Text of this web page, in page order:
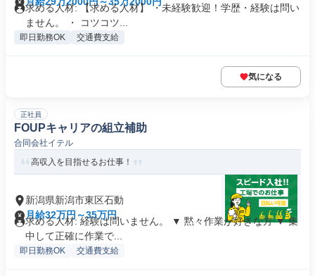
求める人材: 【求める人材】 ・未経験歓迎！学歴・経験は問い
ません。 ・ コツコツ...
即日勤務OK 交通費支給
気になる
正社員
FOUPキャリアの組立補助
合同会社イテル
高収入を目指せるお仕事！
新潟県新潟市東区石動
月給32万円～35万円
求める人材: 経験は問いません。 ▼ 黙々作業が好きな方 ▼ 集
中して正確に作業で...
即日勤務OK 交通費支給